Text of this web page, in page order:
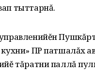
тыттарнă.
ПР патшалăх
тăратни паллă